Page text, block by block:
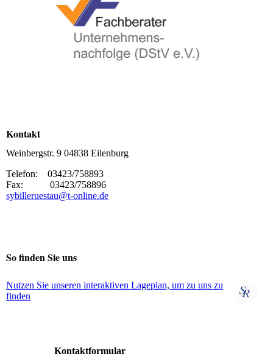
Kontakt
Weinbergstr. 9 04838 Eilenburg
Telefon: 03423/758893
Fax: 03423/758896
sybilleruestau@t-online.de
So finden Sie uns
Nutzen Sie unseren interaktiven La­ge­plan, um zu uns zu
finden
Kontaktformular